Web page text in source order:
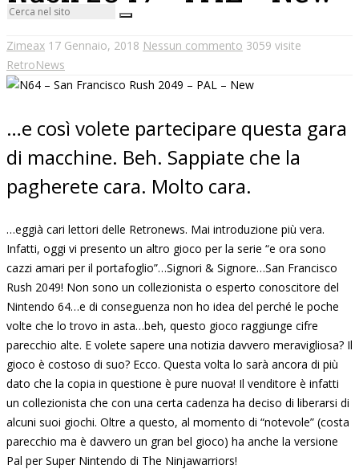
Zimeax 17 Gennaio, 2018 Nessun commento 3059 visite
RetroNews
…e così volete partecipare questa gara
di macchine. Beh. Sappiate che la
pagherete cara. Molto cara.
…eggià cari lettori delle Retronews. Mai introduzione più vera.
Infatti, oggi vi presento un altro gioco per la serie “e ora sono
cazzi amari per il portafoglio”…Signori & Signore…San Francisco
Rush 2049! Non sono un collezionista o esperto conoscitore del
Nintendo 64…e di conseguenza non ho idea del perché le poche
volte che lo trovo in asta…beh, questo gioco raggiunge cifre
parecchio alte. E volete sapere una notizia davvero meravigliosa? Il
gioco è costoso di suo? Ecco. Questa volta lo sarà ancora di più
dato che la copia in questione è pure nuova! Il venditore è infatti
un collezionista che con una certa cadenza ha deciso di liberarsi di
alcuni suoi giochi. Oltre a questo, al momento di “notevole” (costa
parecchio ma è davvero un gran bel gioco) ha anche la versione
Pal per Super Nintendo di The Ninjawarriors!